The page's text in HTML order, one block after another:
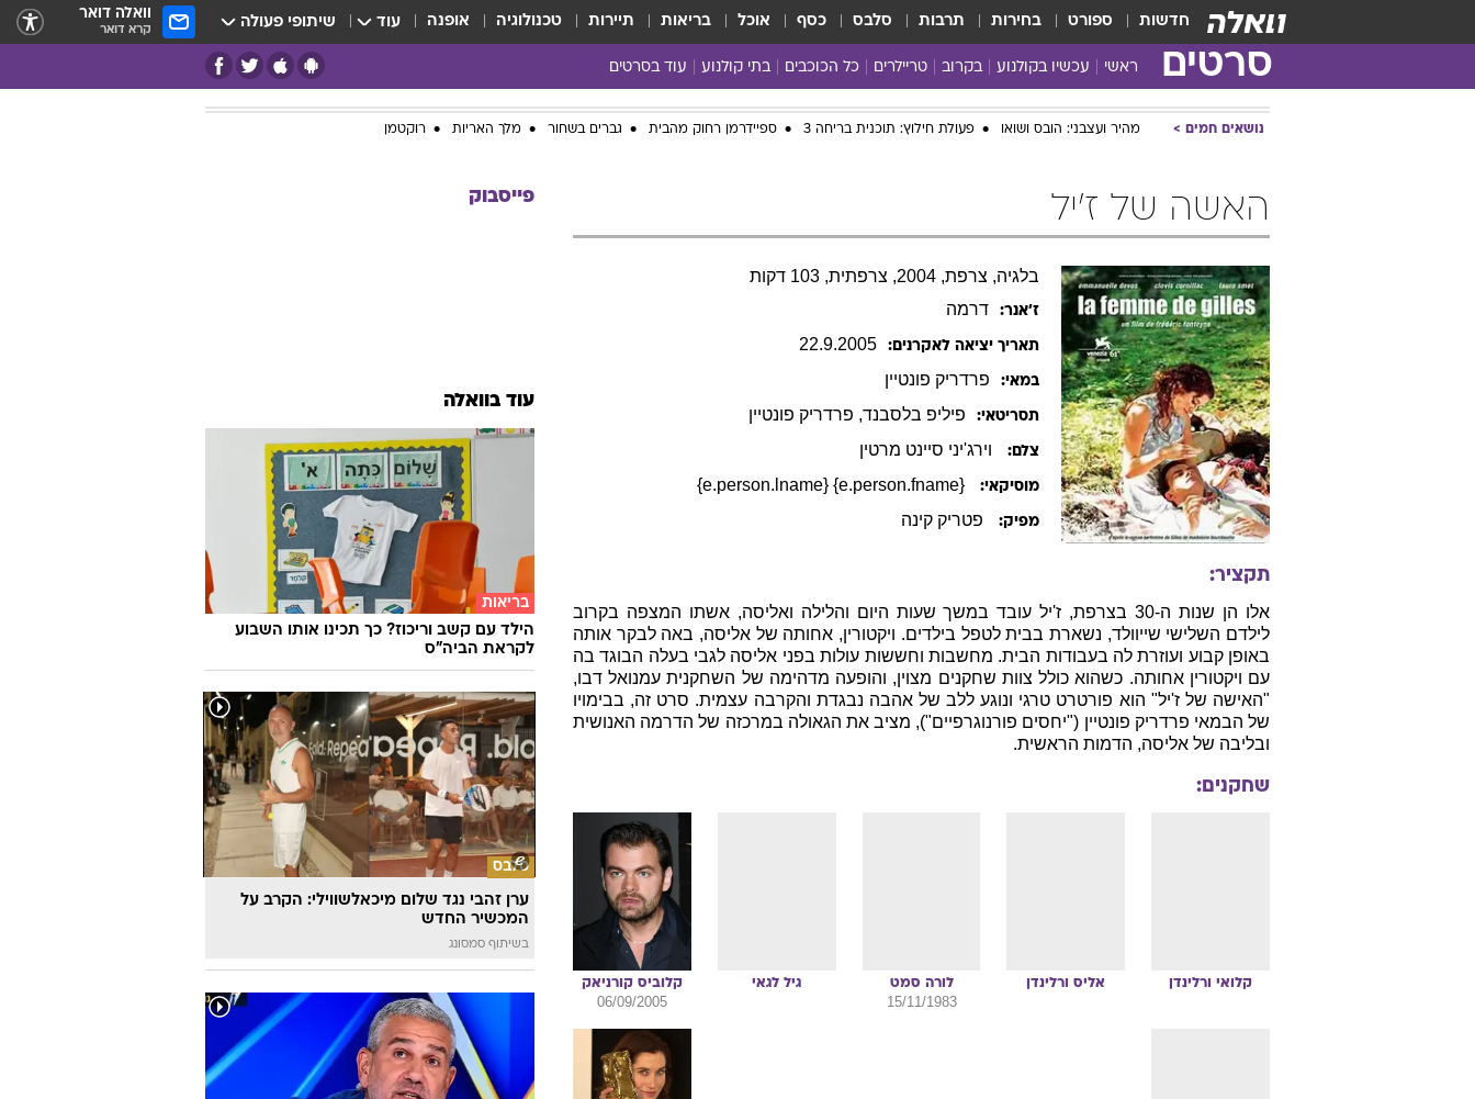
חדשות ספורט בחירות תרבות סלבס כסף אוכל בריאות תיירות טכנולוגיה אופנה עוד שיתופי פעולה וואלה דואר
קרא דואר
סרטים ראשי עכשיו בקולנוע בקרוב טריילרים כל הכוכבים בתי קולנוע עוד בסרטים
כל הסרטים
נושאים חמים מהיר ועצבני: הובס ושואו פעולת חילוץ: תוכנית בריחה 3 ספיידרמן רחוק מהבית גברים בשחור מלך האריות רוקטמן
האשה של ז'יל
בלגיה, צרפת, 2004, צרפתית, 103 דקות
ז׳אנר: דרמה
תאריך יציאה לאקרנים: 22.9.2005
במאי: פרדריק פונטיין
תסריטאי: פיליפ בלסבנד, פרדריק פונטיין
צלם: וירג'יני סיינט מרטין
מוסיקאי: {e.person.fname} {e.person.lname}
מפיק: פטריק קינה
תקציר:
אלו הן שנות ה-30 בצרפת, ז'יל עובד במשך שעות היום והלילה ואליסה, אשתו המצפה בקרוב
לילדם השלישי שייוולד, נשארת בבית לטפל בילדים. ויקטורין, אחותה של אליסה, באה לבקר אותה
באופן קבוע ועוזרת לה בעבודות הבית. מחשבות וחששות עולות בפני אליסה לגבי בעלה הבוגד בה
עם ויקטורין אחותה. כשהוא כולל צוות שחקנים מצוין, והופעה מדהימה של השחקנית עמנואל דבו,
"האישה של ז'יל" הוא פורטרט טרגי ונוגע ללב של אהבה נבגדת והקרבה עצמית. סרט זה, בבימויו
של הבמאי פרדריק פונטיין ("יחסים פורנוגרפיים"), מציב את הגאולה במרכזה של הדרמה האנושית
ובליבה של אליסה, הדמות הראשית.
שחקנים:
קלואי ורלינדן אליס ורלינדן לורה סמט
15/11/1983
גיל לגאי קלוביס קורניאק
06/09/2005
פייסבוק
עוד בוואלה
בריאות
הילד עם קשב וריכוז? כך תכינו אותו השבוע
לקראת הביה"ס
סלבס
ערן זהבי נגד שלום מיכאלשווילי: הקרב על
המכשיר החדש
בשיתוף סמסונג